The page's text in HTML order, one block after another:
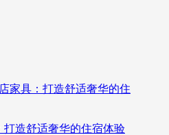
造舒适奢华的住宿体验